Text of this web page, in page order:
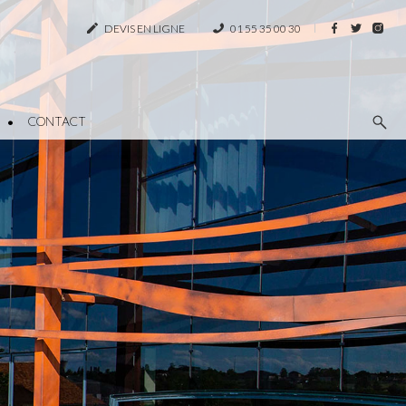
CONTACT
DEVIS EN LIGNE 01 55 35 00 30